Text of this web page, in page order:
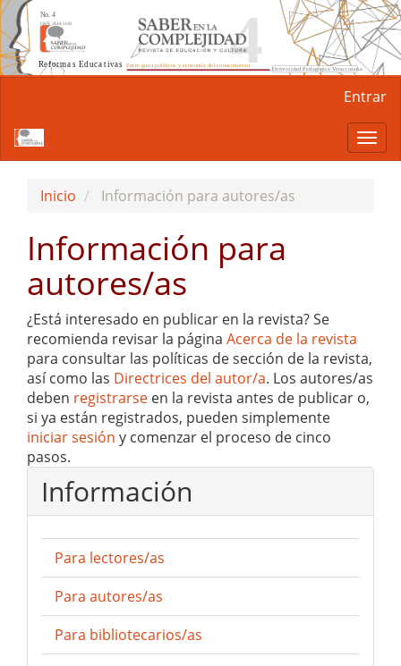
Contenido
principal
Barra
Entrar
Inicio
Información para autores/as
Información para
autores/as
¿Está interesado en publicar en la revista? Se
recomienda revisar la página Acerca de la revista
para consultar las políticas de sección de la revista,
así como las Directrices del autor/a. Los autores/as
deben registrarse en la revista antes de publicar o,
si ya están registrados, pueden simplemente
iniciar sesión y comenzar el proceso de cinco
pasos.
Información
Para lectores/as
Para autores/as
Para bibliotecarios/as